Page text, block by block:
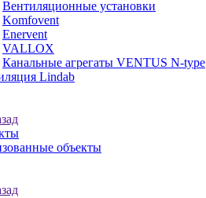
Вентиляционные установки
Komfovent
Enervent
VALLOX
Канальные агрегаты VENTUS N-type
Lindab
объекты